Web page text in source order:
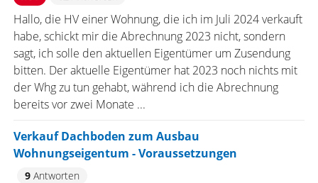
Hallo, die HV einer Wohnung, die ich im Juli 2024 verkauft
habe, schickt mir die Abrechnung 2023 nicht, sondern
sagt, ich solle den aktuellen Eigentümer um Zusendung
bitten. Der aktuelle Eigentümer hat 2023 noch nichts mit
der Whg zu tun gehabt, während ich die Abrechnung
bereits vor zwei Monate ...
Verkauf Dachboden zum Ausbau
Wohnungseigentum - Voraussetzungen
9Antworten